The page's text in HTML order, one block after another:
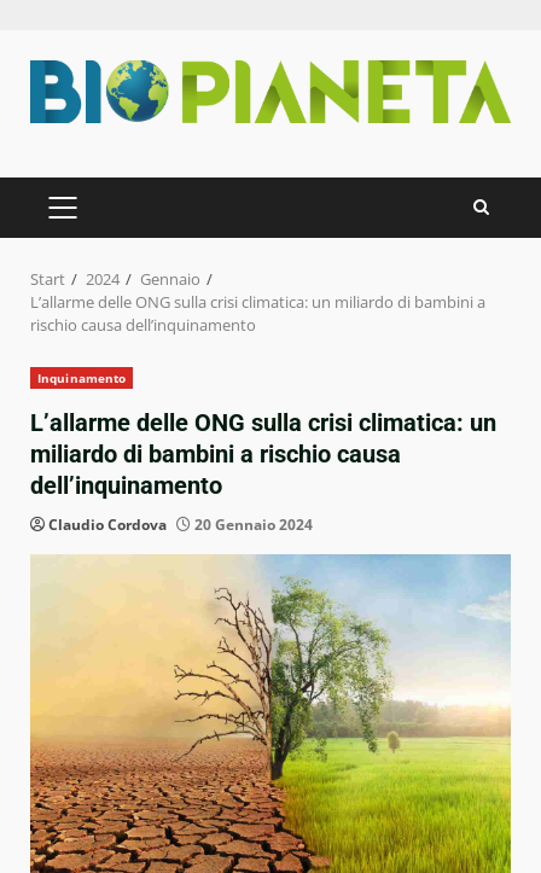
Inhalt
springen
PRIMÄRES
MENÜ
Start 2024
Gennaio
L’allarme delle ONG sulla crisi climatica: un miliardo di bambini a
rischio causa dell’inquinamento
Inquinamento
L’allarme delle ONG sulla crisi climatica: un
miliardo di bambini a rischio causa
dell’inquinamento
Claudio Cordova 20 Gennaio 2024